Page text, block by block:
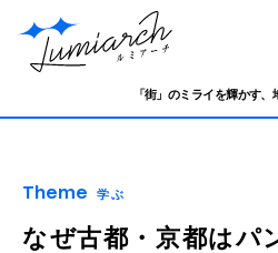
「街」のミライを輝かす
Theme 学ぶ
なぜ古都・京都はパ